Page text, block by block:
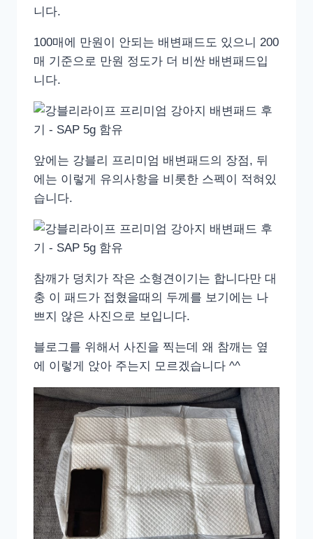
니다.
100매에 만원이 안되는 배변패드도 있으니 200
매 기준으로 만원 정도가 더 비싼 배변패드입
니다.
앞에는 강블리 프리미엄 배변패드의 장점, 뒤
에는 이렇게 유의사항을 비롯한 스펙이 적혀있
습니다.
참깨가 덩치가 작은 소형견이기는 합니다만 대
충 이 패드가 접혔을때의 두께를 보기에는 나
쁘지 않은 사진으로 보입니다.
블로그를 위해서 사진을 찍는데 왜 참깨는 옆
에 이렇게 앉아 주는지 모르겠습니다 ^^